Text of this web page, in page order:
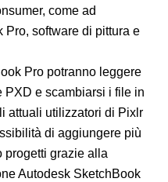
come ad
software di pittura e
Pro potranno leggere
PXD e scambiarsi i file in
attuali utilizzatori di Pixlr
di aggiungere più
progetti grazie alla
Autodesk SketchBook